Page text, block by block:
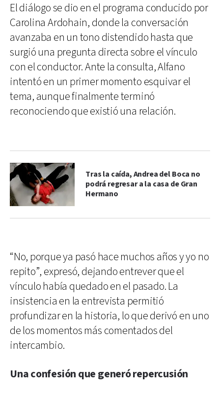
El diálogo se dio en el programa conducido por
Carolina Ardohain, donde la conversación
avanzaba en un tono distendido hasta que
surgió una pregunta directa sobre el vínculo
con el conductor. Ante la consulta, Alfano
intentó en un primer momento esquivar el
tema, aunque finalmente terminó
reconociendo que existió una relación.
Tras la caída, Andrea del Boca no
podrá regresar a la casa de Gran
Hermano
“No, porque ya pasó hace muchos años y yo no
repito”, expresó, dejando entrever que el
vínculo había quedado en el pasado. La
insistencia en la entrevista permitió
profundizar en la historia, lo que derivó en uno
de los momentos más comentados del
intercambio.
Una confesión que generó repercusión